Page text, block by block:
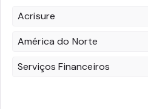
Acrisure
América do Norte
Serviços Financeiros